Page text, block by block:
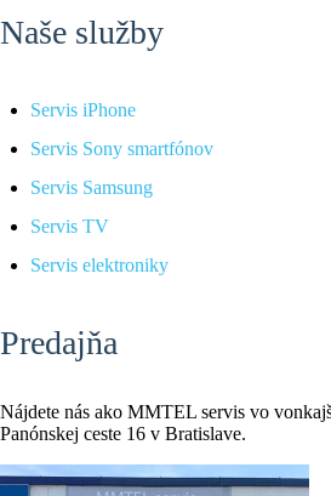
Naše služby
Servis iPhone
Servis Sony smartfónov
Servis Samsung
Servis TV
Servis elektroniky
Predajňa
Nájdete nás ako MMTEL servis vo
Panónskej ceste 16 v Bratislave.